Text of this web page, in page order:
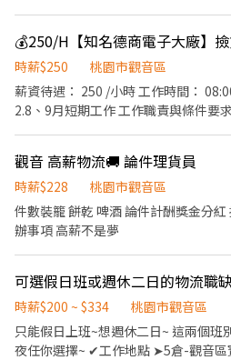
立即預約面試 ✨ 想了解更多、直接報名
┏━━━━━━━━━━┓ ☎️電洽：0975-
方帳號：@zue6898d 🔹 加入後留言
職缺」 或▶️點我加好友：https://
┗━━━━━━━━━━┛
18:00－03:00（8H） 💰 時薪$240 💵隔日領💵 📦 工作
電商商品揀貨 ✔ 商品上架 ✔ 進貨作業
業 🍱 伙食自理廠區可訂購團餐 📩【立即應徵】截圖詢問🌸 📲
加:yi0902276557（林小姐）
時薪$250
桃園市觀音區
薪資待遇： 250 /小時 工作時間： 08:00-17:00 (見紅就休) 1.長期
2.8、9月短期工作 工作職責與條件要求 📝 核心內容： ．撿貨、理
調整工作內容 (如撿貨與貼標互相機動
件要求： ．需具備使用 PDA 系統經驗
基礎英文判斷能力 (單純辨識英文字母
辨電子零件差異 (例如 USB 與 Type-C
約：02-66362428(分機216)
觀音 高薪物流🚚 論件理貨員
時薪$228
桃園市觀音區
件數裝籠 餅乾 啤酒 論件計酬獎金分
辦事項 高薪不是夢
時薪$200 ~ $334
桃園市觀音區
只能假日上班~想週休二日~ 這兩個班
夜任你選擇~ ✔工作地點 ➤5倉-觀音區寶倉街 ✔工作內容:各式美妝